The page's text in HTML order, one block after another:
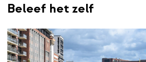
Beleef het zelf